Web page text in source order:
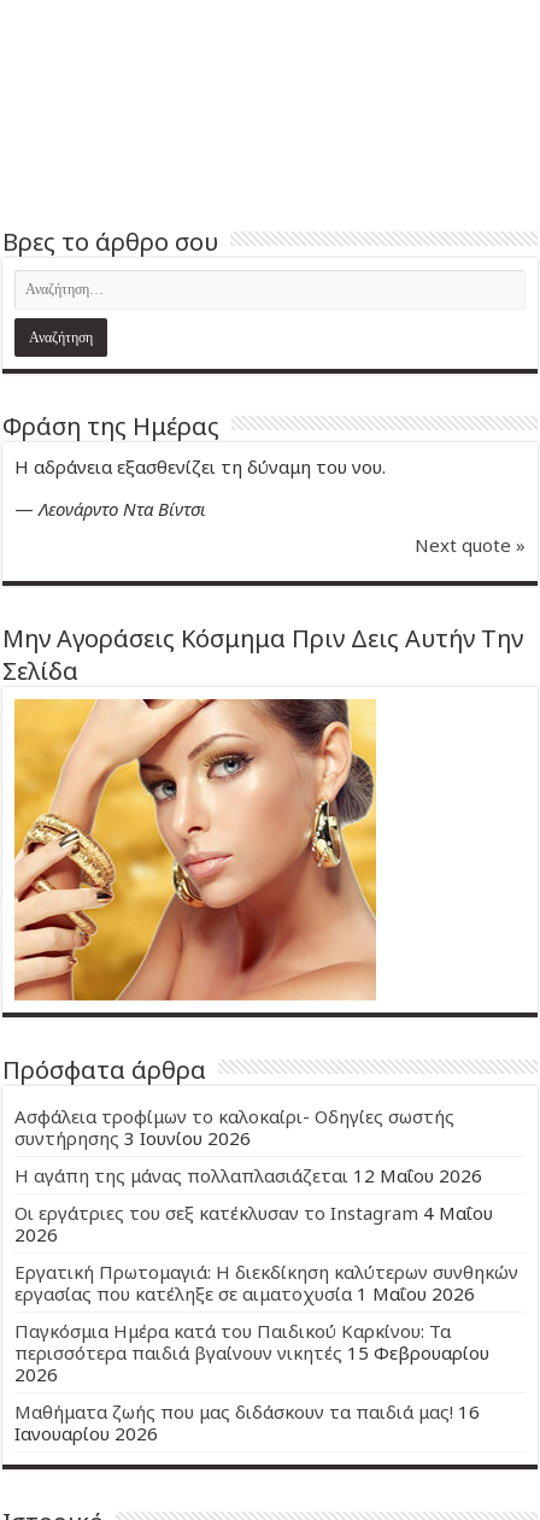
Βρες το άρθρο σου
Φράση της Ημέρας
Η αδράνεια εξασθενίζει τη δύναμη του νου.
—Λεονάρντο Ντα Βίντσι
Next quote »
Μην Αγοράσεις Κόσμημα Πριν Δεις Αυτήν Την
Σελίδα
Πρόσφατα άρθρα
Ασφάλεια τροφίμων το καλοκαίρι- Οδηγίες σωστής
συντήρησης 3 Ιουνίου 2026
Η αγάπη της μάνας πολλαπλασιάζεται 12 Μαΐου 2026
Οι εργάτριες του σεξ κατέκλυσαν το Instagram 4 Μαΐου
2026
Εργατική Πρωτομαγιά: Η διεκδίκηση καλύτερων συνθηκών
εργασίας που κατέληξε σε αιματοχυσία 1 Μαΐου 2026
Παγκόσμια Ημέρα κατά του Παιδικού Καρκίνου: Τα
περισσότερα παιδιά βγαίνουν νικητές 15 Φεβρουαρίου
2026
Μαθήματα ζωής που μας διδάσκουν τα παιδιά μας! 16
Ιανουαρίου 2026